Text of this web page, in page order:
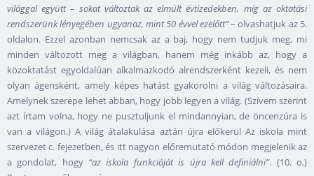
világgal együtt – sokat változtak az elmúlt évtizedekben, míg az oktatási
rendszerünk lényegében ugyanaz, mint 50 évvel ezelőtt”– olvashatjuk az 5.
oldalon. Ezzel azonban nemcsak az a baj, hogy nem tudjuk meg, mi
minden változott meg a világban, hanem még inkább az, hogy a
közoktatást egyoldalúan alkalmazkodó alrendszerként kezeli, és nem
olyan ágensként, amely képes hatást gyakorolni a világ változásaira.
Amelynek szerepe lehet abban, hogy jobb legyen a világ. (Szívem szerint
azt írtam volna, hogy ne pusztuljunk el mindannyian, de öncenzúra is
van a világon.) A világ átalakulása aztán újra előkerül Az iskola mint
szervezet c. fejezetben, és itt nagyon előremutató módon megjelenik az
a gondolat, hogy “az iskola funkcióját is újra kell definiálni”. (10. o.)